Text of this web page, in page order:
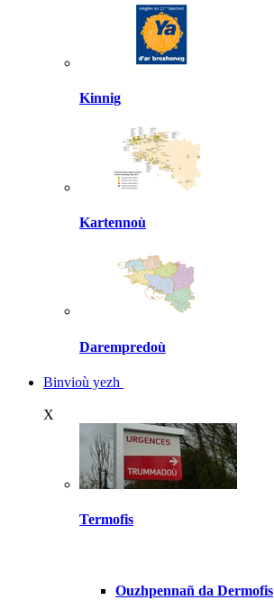
Kinnig
Kartennoù
Darempredoù
Binvioù yezh
X
Termofis
Ouzhpennañ da Dermofis